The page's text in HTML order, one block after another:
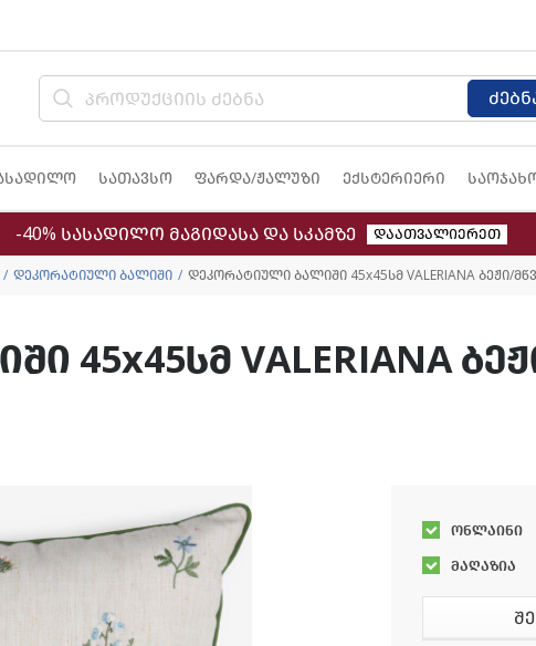
სათავსო ფარდა/ჟალუზი ექსტერიერი
-40% სასადილო მაგიდასა და სკამზე დაათვალიერეთ
დეკორატიული ბალიში დეკორატიული ბალიში 45x45სმ VALERIANA ბეჟი/
45x45სმ VALERIANA
ონლაინი
მაღაზია